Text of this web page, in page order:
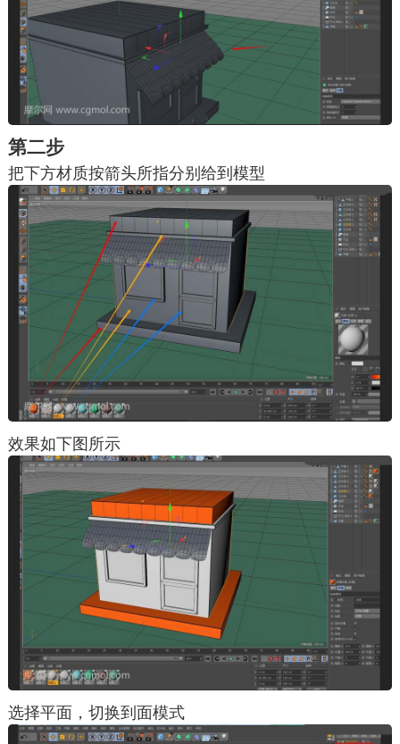
第二步
把下方材质按箭头所指分别给到模型
效果如下图所示
选择平面，切换到面模式